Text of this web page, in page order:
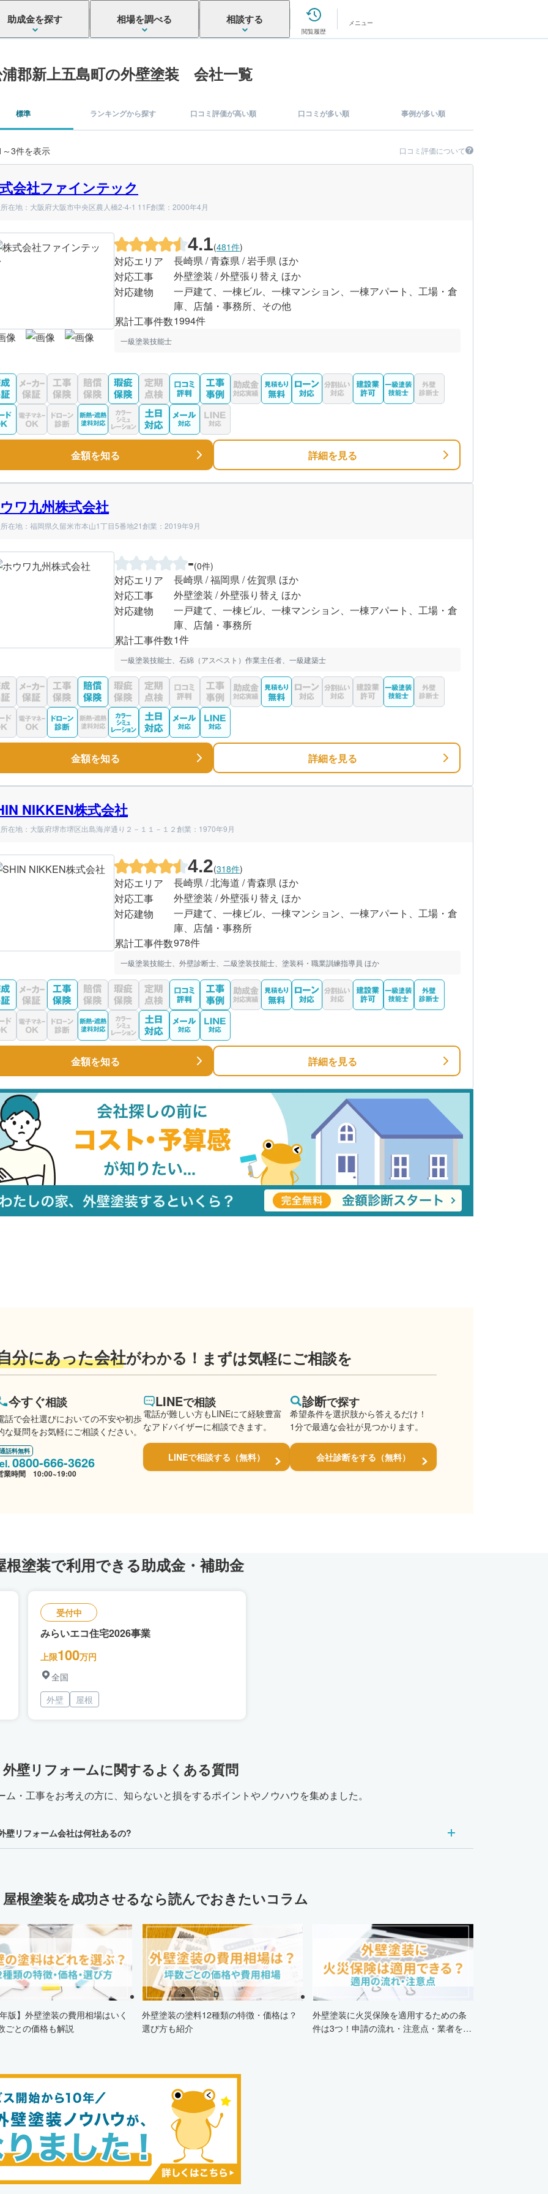
助成金を探す 相場を調べる 相談する
閲覧履歴
メニュー
浦郡新上五島町の外壁塗装 会社一覧
標準 ランキングから探す 口コミ評価が高い順 口コミが多い順 事例が多い順
3件を表示 口コミ評価について
会社ファインテック
在地：大阪府大阪市中央区農人橋2-4-1 11F創業：2000年4月
4.1(481件)
対応エリア
長崎県 / 青森県 / 岩手県 ほか
対応工事
外壁塗装 / 外壁張り替え ほか
対応建物
一戸建て、一棟ビル、一棟マンション、一棟アパート、工場・倉
庫、店舗・事務所、その他
累計工事件数1994件
一級塗装技能士
金額を知る 詳細を見る
ワ九州株式会社
在地：福岡県久留米市本山1丁目5番地21創業：2019年9月
-(0件)
対応エリア
長崎県 / 福岡県 / 佐賀県 ほか
対応工事
外壁塗装 / 外壁張り替え ほか
対応建物
一戸建て、一棟ビル、一棟マンション、一棟アパート、工場・倉
庫、店舗・事務所
累計工事件数1件
一級塗装技能士、石綿（アスベスト）作業主任者、一級建築士
金額を知る 詳細を見る
NIKKEN株式会社
在地：大阪府堺市堺区出島海岸通り２－１１－１２創業：1970年9月
4.2(318件)
対応エリア
長崎県 / 北海道 / 青森県 ほか
対応工事
外壁塗装 / 外壁張り替え ほか
対応建物
一戸建て、一棟ビル、一棟マンション、一棟アパート、工場・倉
庫、店舗・事務所
累計工事件数978件
一級塗装技能士、外壁診断士、二級塗装技能士、塗装科・職業訓練指導員 ほか
金額を知る 詳細を見る
分にあった会社がわかる！ まずは気軽にご相談を
今すぐ相談
話で会社選びにおいての不安や初歩
な疑問をお気軽にご相談ください。
通話料無料
0800-666-3626
業時間 10:00~19:00
LINEで相談
電話が難しい方もLINEにて経験豊富
なアドバイザーに相談できます。
LINEで相談する（無料）
診断で探す
希望条件を選択肢から答えるだけ！
1分で最適な会社が見つかります。
会社診断をする（無料）
塗装で利用できる助成金・補助金
受付中
みらいエコ住宅2026事業
上限100万円
全国
外壁
屋根
壁リフォームに関するよくある質問
・工事をお考えの方に、知らないと損をするポイントやノウハウを集めました。
壁リフォーム会社は何社あるの?
根塗装を成功させるなら読んでおきたいコラム
版】外壁塗装の費用相場はいく
ごとの価格も解説
外壁塗装の塗料12種類の特徴・価格は？
選び方も紹介
外壁塗装に火災保険を適用するための条
件は3つ！申請の流れ・注意点・業者を選